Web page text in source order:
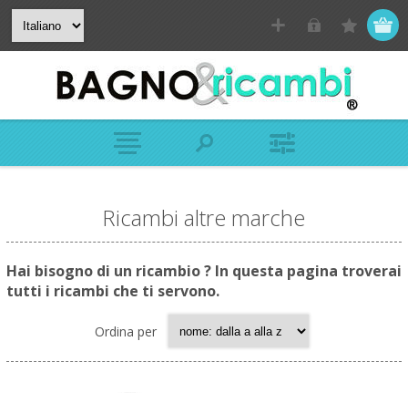
Ricambi altre marche
Hai bisogno di un ricambio ? In questa pagina troverai
tutti i ricambi che ti servono.
Ordina per